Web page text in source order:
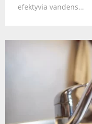
efektyvia vandens…